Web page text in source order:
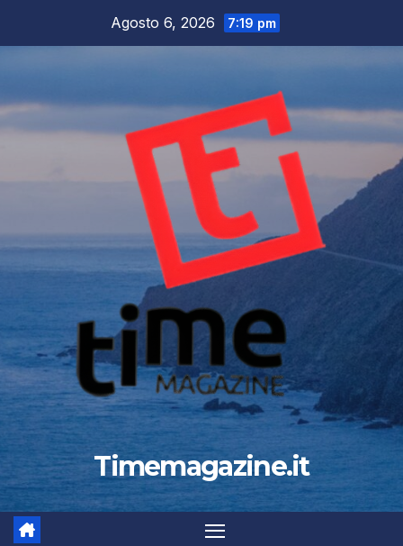
Agosto 6, 2026 7:19 pm
Timemagazine.it